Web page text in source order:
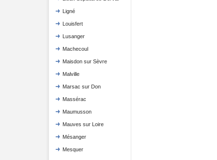
Ligné
Louisfert
Lusanger
Machecoul
Maisdon sur Sèvre
Malville
Marsac sur Don
Massérac
Maumusson
Mauves sur Loire
Mésanger
Mesquer